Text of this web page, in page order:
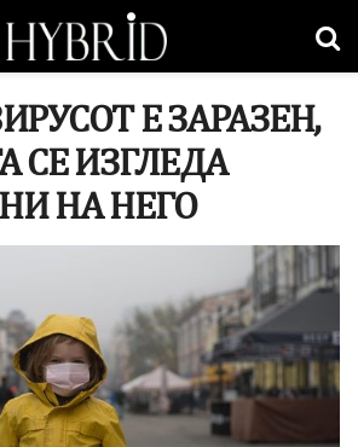
Е ЗАРАЗЕН,
СЕ ИЗГЛЕДА
НА НЕГО